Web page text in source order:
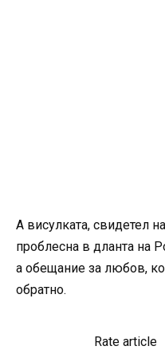
А висулката, свидетел
проблесна в дланта на
а обещание за любов,
обратно.
Rate article